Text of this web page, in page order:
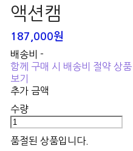
액션캠
187,000원
배송비 -
함께 구매 시 배송비 절약 상품
보기
추가 금액
수량
품절된 상품입니다.